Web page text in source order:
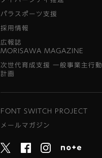
パラスポーツ支援
採用情報
広報誌
MORISAWA MAGAZINE
次世代育成支援 一般事業主行動
計画
FONT SWITCH PROJECT
メールマガジン